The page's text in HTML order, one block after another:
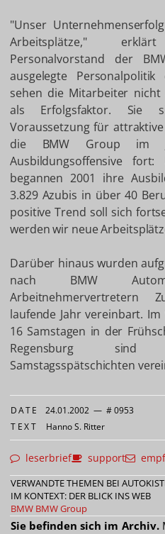
"Unser
Arbeitsplätze,"
Personalvorstand der
ausgelegte
sehen die Mitarbeiter
als Erfolgsfaktor. Sie
Voraussetzung für
die BMW Group im
Ausbildungsoffensive
begannen 2001 ihre
3.829 Azubis in über 40
positive Trend soll sich
werden wir neue
Darüber hinaus wurden
nach BMW
Arbeitnehmervertretern
laufende Jahr vereinbart.
16 Samstagen in der
Regensburg sind
Samstagsspätschichten
DATE 24.01.2002 — # 0953
TEXT Hanno S. Ritter
leserbrief support
VERWANDTE THEMEN BEI
IM KONTEXT: DER BLICK INS WEB
BMW BMW Group
Sie befinden sich im Archiv.